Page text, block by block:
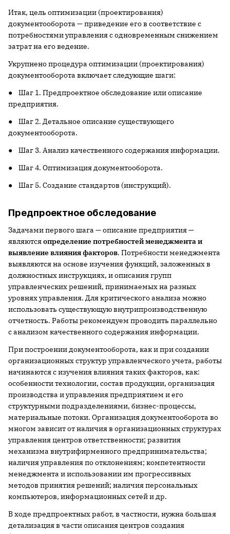
Итак, цель оптимизации (проектирования)
документооборота — приведение его в соответствие с
потребностями управления с одновременным снижением
затрат на его ведение.
Укрупнено процедура оптимизации (проектирования)
документооборота включает следующие шаги:
● Шаг 1. Предпроектное обследование или описание
предприятия.
● Шаг 2. Детальное описание существующего
документооборота.
● Шаг 3. Анализ качественного содержания информации.
● Шаг 4. Оптимизация документооборота.
● Шаг 5. Создание стандартов (инструкций).
Предпроектное обследование
Задачами первого шага — описание предприятия —
являютсяопределение потребностей менеджмента и
выявление влияния факторов. Потребности менеджмента
выявляются на основе изучения функций, заложенных в
должностных инструкциях, и описания групп
управленческих решений, принимаемых на разных
уровнях управления. Для критического анализа можно
использовать существующую внутрипроизводственную
отчетность. Работы рекомендуем проводить параллельно
с анализом качественного содержания информации.
При построении документооборота, как и при создании
организационных структур управленческого учета, работы
начинаются с изучения влияния таких факторов, как:
особенности технологии, состав продукции, организация
производства и управления предприятием и его
структурными подразделениями, бизнес-процессы,
материальные потоки. Организация документооборота во
многом зависит от наличия в организационных структурах
управления центров ответственности; развития
механизма внутрифирменного предпринимательства;
наличия управления по отклонениям; компетентности
менеджмента и использовании им прогрессивных
методов принятия решений; наличия персональных
компьютеров, информационных сетей и др.
В ходе предпроектных работ, в частности, нужна большая
детализация в части описания центров создания